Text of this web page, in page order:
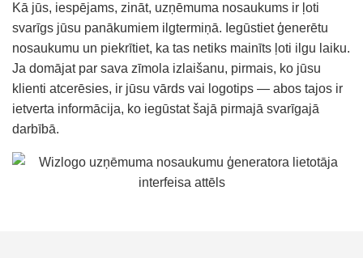
Kā jūs, iespējams, zināt, uzņēmuma nosaukums ir ļoti
svarīgs jūsu panākumiem ilgtermiņā. Iegūstiet ģenerētu
nosaukumu un piekrītiet, ka tas netiks mainīts ļoti ilgu laiku.
Ja domājat par sava zīmola izlaišanu, pirmais, ko jūsu
klienti atcerēsies, ir jūsu vārds vai logotips — abos tajos ir
ietverta informācija, ko iegūstat šajā pirmajā svarīgajā
darbībā.